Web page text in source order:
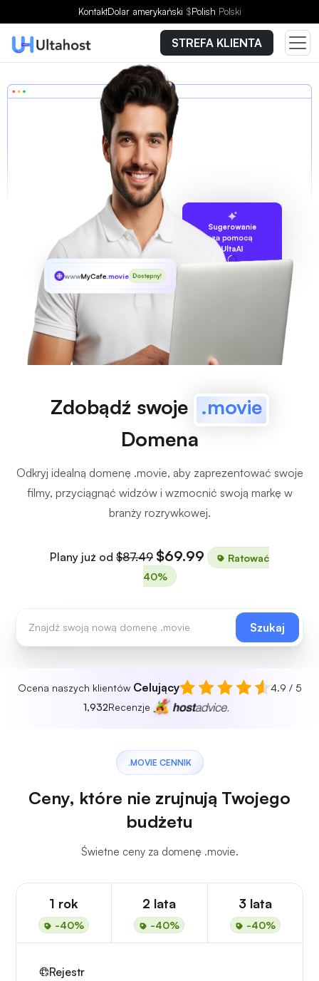
KontaktDolar amerykański $Polish Polski
STREFA KLIENTA
Sugerowanie
za pomocą
UltaAI
wwwMyCafe.movie Dostępny!
Zdobądź swoje .movie
Domena
Odkryj idealną domenę .movie, aby zaprezentować swoje
filmy, przyciągnąć widzów i wzmocnić swoją markę w
branży rozrywkowej.
Plany już od $87.49 $69.99
Ratować
40%
Szukaj
Ocena naszych klientów Celujący
4.9 / 5
1,932Recenzje
.MOVIE CENNIK
Ceny, które nie zrujnują Twojego
budżetu
Świetne ceny za domenę .movie.
1 rok
-40%
2 lata
-40%
3 lata
-40%
Rejestr